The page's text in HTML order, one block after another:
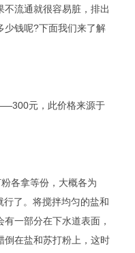
流通就很容易脏，排出
少钱呢?下面我们来了解
元，此价格来源于
各拿等份，大概各为
了。将搅拌均匀的盐和
一部分在下水道表面，
倒在盐和苏打粉上，这时